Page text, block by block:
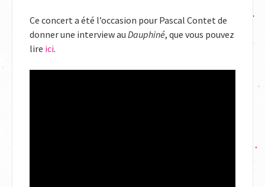
Ce concert a été l’occasion pour Pascal Contet de
donner une interview au Dauphiné, que vous pouvez
lire ici.